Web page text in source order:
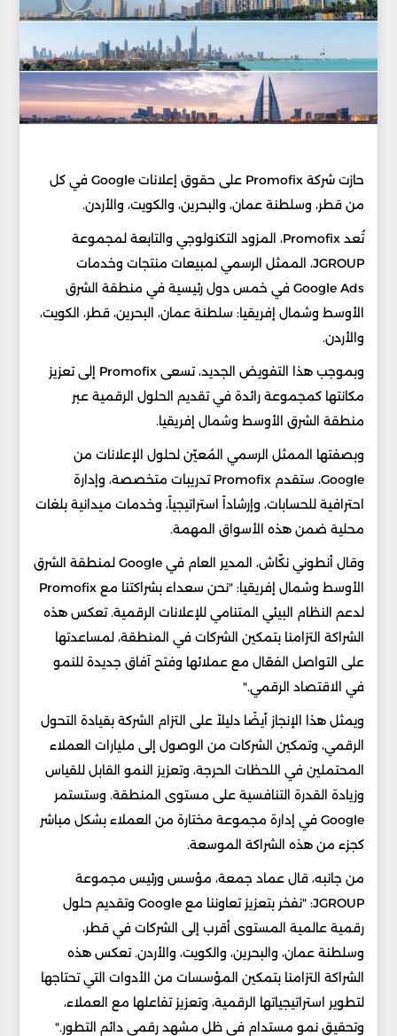
حازت شركة Promofix على حقوق إعلانات Google في كل
من قطر، وسلطنة عمان، والبحرين، والكويت، والأردن.
تُعد Promofix، المزود التكنولوجي والتابعة لمجموعة
JGROUP، الممثل الرسمي لمبيعات منتجات وخدمات
Google Ads في خمس دول رئيسية في منطقة الشرق
الأوسط وشمال إفريقيا: سلطنة عمان، البحرين، قطر، الكويت،
والأردن.
وبموجب هذا التفويض الجديد، تسعى Promofix إلى تعزيز
مكانتها كمجموعة رائدة في تقديم الحلول الرقمية عبر
منطقة الشرق الأوسط وشمال إفريقيا.
وبصفتها الممثل الرسمي المُعيّن لحلول الإعلانات من
Google، ستقدم Promofix تدريبات متخصصة، وإدارة
احترافية للحسابات، وإرشاداً استراتيجياً، وخدمات ميدانية بلغات
محلية ضمن هذه الأسواق المهمة.
وقال أنطوني نكّاش، المدير العام في Google لمنطقة الشرق
الأوسط وشمال إفريقيا: "نحن سعداء بشراكتنا مع Promofix
لدعم النظام البيئي المتنامي للإعلانات الرقمية. تعكس هذه
الشراكة التزامنا بتمكين الشركات في المنطقة، لمساعدتها
على التواصل الفعّال مع عملائها وفتح آفاق جديدة للنمو
في الاقتصاد الرقمي."
ويمثل هذا الإنجاز أيضًا دليلاً على التزام الشركة بقيادة التحول
الرقمي، وتمكين الشركات من الوصول إلى مليارات العملاء
المحتملين في اللحظات الحرجة، وتعزيز النمو القابل للقياس
وزيادة القدرة التنافسية على مستوى المنطقة. وستستمر
Google في إدارة مجموعة مختارة من العملاء بشكل مباشر
كجزء من هذه الشراكة الموسعة.
من جانبه، قال عماد جمعة، مؤسس ورئيس مجموعة
JGROUP: "نفخر بتعزيز تعاوننا مع Google وتقديم حلول
رقمية عالمية المستوى أقرب إلى الشركات في قطر،
وسلطنة عمان، والبحرين، والكويت، والأردن. تعكس هذه
الشراكة التزامنا بتمكين المؤسسات من الأدوات التي تحتاجها
لتطوير استراتيجياتها الرقمية، وتعزيز تفاعلها مع العملاء،
وتحقيق نمو مستدام في ظل مشهد رقمي دائم التطور."